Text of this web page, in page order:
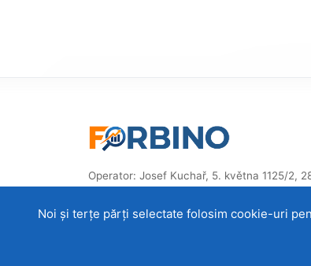
Operator: Josef Kuchař, 5. května 1125/2,
© 2014–2026 ForBino.com – Toate
Noi și terțe părți selectate folosim cookie-uri